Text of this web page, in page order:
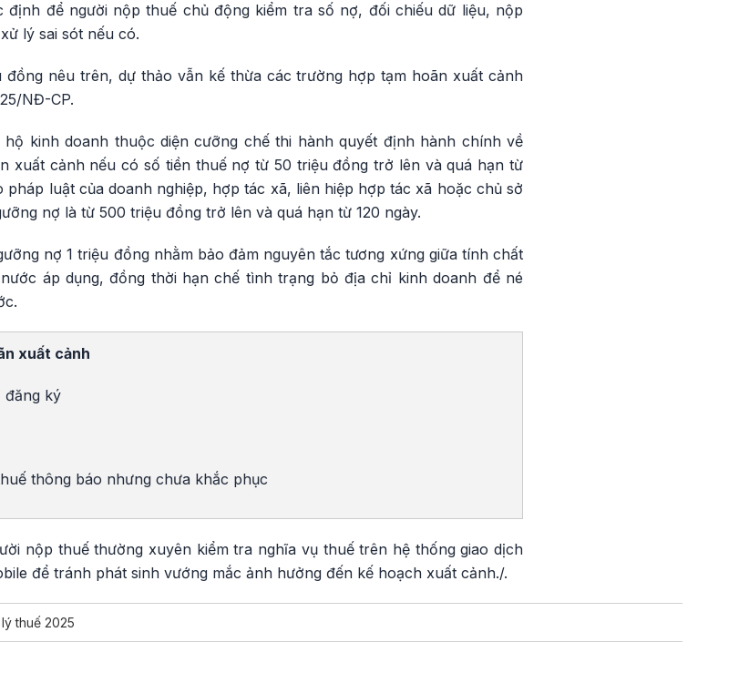
định để người nộp thuế chủ động kiểm tra số nợ, đối chiếu dữ liệu, nộp
lý sai sót nếu có.
nêu trên, dự thảo vẫn kế thừa các trường hợp tạm hoãn xuất cảnh
NĐ-CP.
kinh doanh thuộc diện cưỡng chế thi hành quyết định hành chính về
xuất cảnh nếu có số tiền thuế nợ từ 50 triệu đồng trở lên và quá hạn từ
pháp luật của doanh nghiệp, hợp tác xã, liên hiệp hợp tác xã hoặc chủ sở
nợ là từ 500 triệu đồng trở lên và quá hạn từ 120 ngày.
nợ 1 triệu đồng nhằm bảo đảm nguyên tắc tương xứng giữa tính chất
áp dụng, đồng thời hạn chế tình trạng bỏ địa chỉ kinh doanh để né
xuất cảnh
đăng ký
thông báo nhưng chưa khắc phục
nộp thuế thường xuyên kiểm tra nghĩa vụ thuế trên hệ thống giao dịch
để tránh phát sinh vướng mắc ảnh hưởng đến kế hoạch xuất cảnh./.
thuế 2025